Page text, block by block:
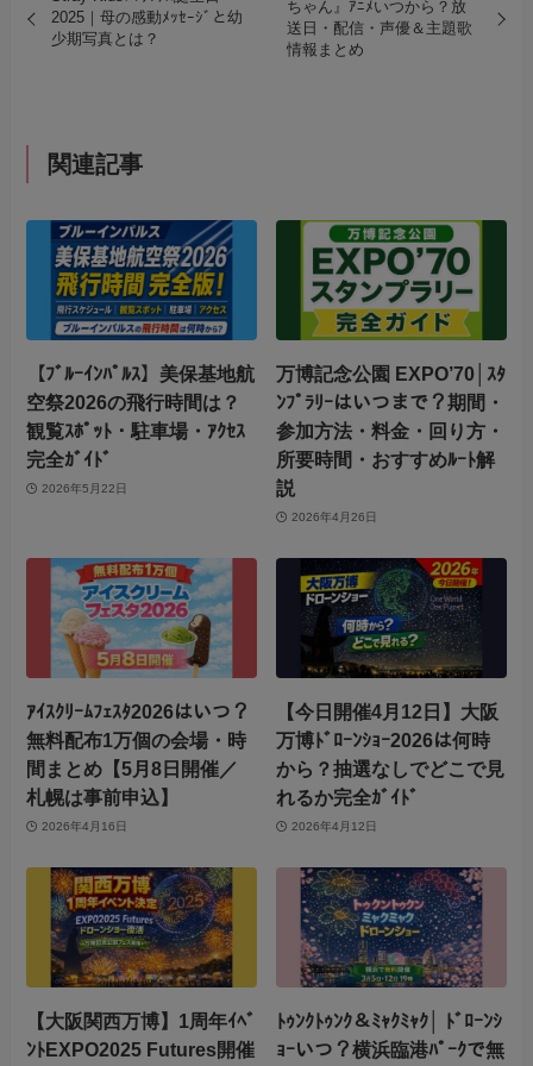
2025｜母の感動ﾒｯｾｰｼﾞと幼
少期写真とは？
ちゃん』ｱﾆﾒいつから？放
送日・配信・声優＆主題歌
情報まとめ
関連記事
【ﾌﾞﾙｰｲﾝﾊﾟﾙｽ】美保基地航
空祭2026の飛行時間は？
観覧ｽﾎﾟｯﾄ・駐車場・ｱｸｾｽ
完全ｶﾞｲﾄﾞ
2026年5月22日
万博記念公園 EXPO’70│ｽﾀ
ﾝﾌﾟﾗﾘｰはいつまで？期間・
参加方法・料金・回り方・
所要時間・おすすめﾙｰﾄ解
説
2026年4月26日
ｱｲｽｸﾘｰﾑﾌｪｽﾀ2026はいつ？
無料配布1万個の会場・時
間まとめ【5月8日開催／
札幌は事前申込】
2026年4月16日
【今日開催4月12日】大阪
万博ﾄﾞﾛｰﾝｼｮｰ2026は何時
から？抽選なしでどこで見
れるか完全ｶﾞｲﾄﾞ
2026年4月12日
【大阪関西万博】1周年ｲﾍﾞ
ﾝﾄEXPO2025 Futures開催
ﾄｩﾝｸﾄｩﾝｸ＆ﾐｬｸﾐｬｸ│ ﾄﾞﾛｰﾝｼ
ｮｰいつ？横浜臨港ﾊﾟｰｸで無